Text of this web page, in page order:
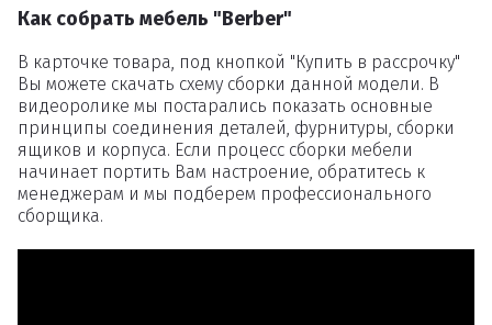
Как собрать мебель "Berber"
В карточке товара, под кнопкой "Купить в рассрочку"
Вы можете скачать схему сборки данной модели. В
видеоролике мы постарались показать основные
принципы соединения деталей, фурнитуры, сборки
ящиков и корпуса. Если процесс сборки мебели
начинает портить Вам настроение, обратитесь к
менеджерам и мы подберем профессионального
сборщика.